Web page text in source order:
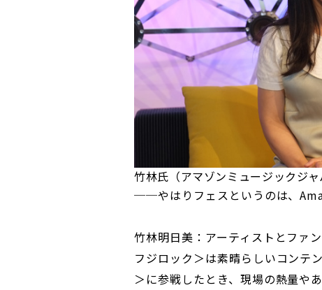
竹林氏（アマゾンミュージックジ
──やはりフェスというのは、
竹林明日美：アーティストとファ
フジロック＞は素晴らしいコンテ
＞に参戦したとき、現場の熱量や